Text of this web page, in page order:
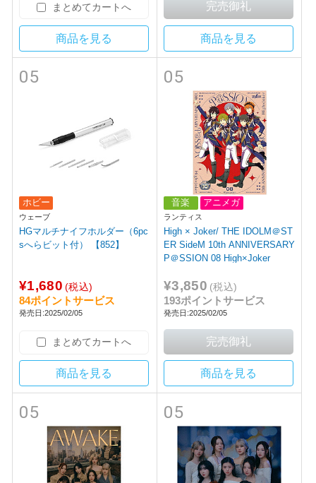
まとめてカートへ
商品を見る 商品を見る
05
ホビー
ウェーブ
HGマルチナイフホルダー（6pc
sへらビット付） 【852】
¥1,680 (税込)
84ポイントサービス
発売日:2025/02/05
まとめてカートへ
商品を見る
05
音楽 アニメガ
ランティス
High × Joker/ THE IDOLM＠ST
ER SideM 10th ANNIVERSARY
P＠SSION 08 High×Joker
¥3,850 (税込)
193ポイントサービス
発売日:2025/02/05
商品を見る
05 05